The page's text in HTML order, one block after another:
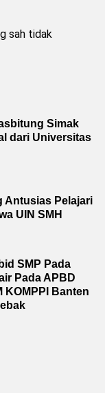
sah tidak
Simak
dari Universitas
Antusias Pelajari
UIN SMH
SMP Pada
Pada APBD
KOMPPI Banten